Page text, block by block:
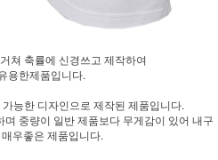
쳐 축률에 신경쓰고 제작하여
용한제품입니다.
능한 디자인으로 제작된 제품입니다.
중량이 일반 제품보다 무게감이 있어 내구
우좋은 제품입니다.